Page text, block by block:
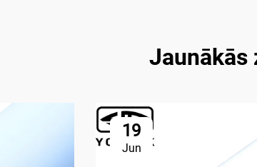
Jaunākās
19
Jun